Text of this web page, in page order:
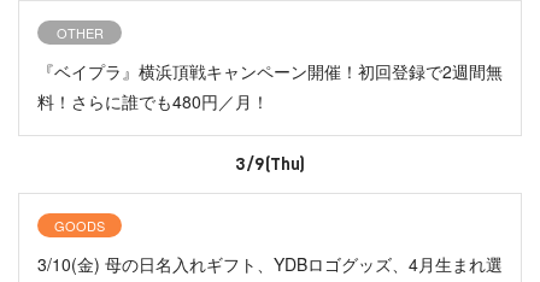
OTHER
『ベイプラ』横浜頂戦キャンペーン開催！初回登録で2週間無
料！さらに誰でも480円／月！
3/9(Thu)
GOODS
3/10(金) 母の日名入れギフト、YDBロゴグッズ、4月生まれ選